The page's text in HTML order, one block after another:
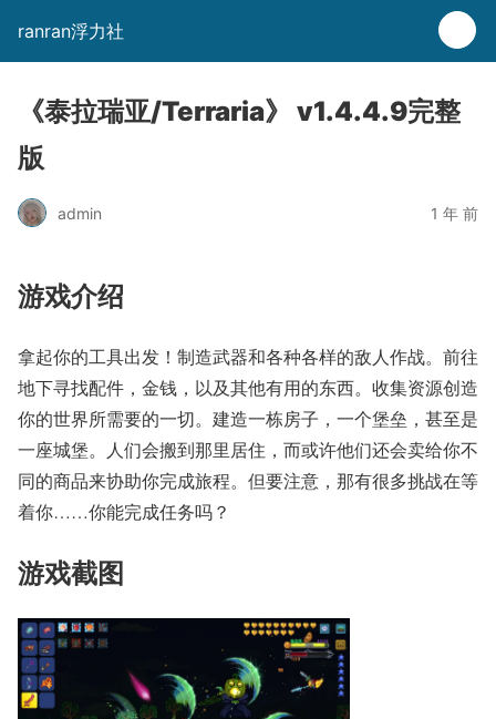
ranran浮力社
《泰拉瑞亚/Terraria》 v1.4.4.9完整
版
admin 1 年 前
游戏介绍
拿起你的工具出发！制造武器和各种各样的敌人作战。前往
地下寻找配件，金钱，以及其他有用的东西。收集资源创造
你的世界所需要的一切。建造一栋房子，一个堡垒，甚至是
一座城堡。人们会搬到那里居住，而或许他们还会卖给你不
同的商品来协助你完成旅程。但要注意，那有很多挑战在等
着你……你能完成任务吗？
游戏截图